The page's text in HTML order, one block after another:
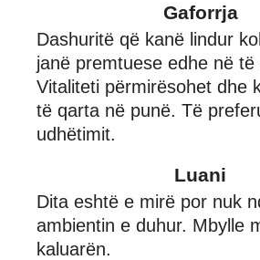
Gaforrja
Dashuritë që kanë lindur
janë premtuese edhe në të
Vitaliteti përmirësohet dhe
të qarta në punë. Të
udhëtimit.
Luani
Dita eshtë e mirë por nuk
ambientin e duhur. Mbylle
kaluarën.